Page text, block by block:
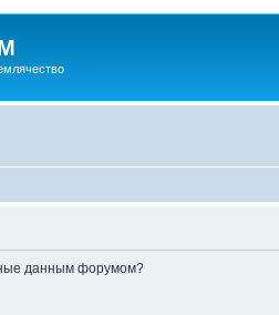
данным форумом?